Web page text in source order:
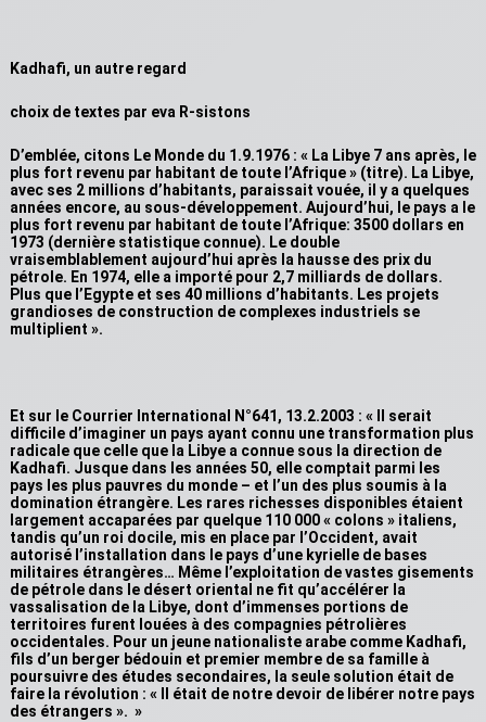
Kadhafi, un autre regard
choix de textes par eva R-sistons
D’emblée, citons Le Monde du 1.9.1976 : « La Libye 7 ans après, le
plus fort revenu par habitant de toute l’Afrique » (titre). La Libye,
avec ses 2 millions d’habitants, paraissait vouée, il y a quelques
années encore, au sous-développement. Aujourd’hui, le pays a le
plus fort revenu par habitant de toute l’Afrique: 3500 dollars en
1973 (dernière statistique connue). Le double
vraisemblablement aujourd’hui après la hausse des prix du
pétrole. En 1974, elle a importé pour 2,7 milliards de dollars.
Plus que l’Egypte et ses 40 millions d’habitants. Les projets
grandioses de construction de complexes industriels se
multiplient ».
Et sur le Courrier International N°641, 13.2.2003 : « Il serait
difficile d’imaginer un pays ayant connu une transformation plus
radicale que celle que la Libye a connue sous la direction de
Kadhafi. Jusque dans les années 50, elle comptait parmi les
pays les plus pauvres du monde – et l’un des plus soumis à la
domination étrangère. Les rares richesses disponibles étaient
largement accaparées par quelque 110 000 « colons » italiens,
tandis qu’un roi docile, mis en place par l’Occident, avait
autorisé l’installation dans le pays d’une kyrielle de bases
militaires étrangères… Même l’exploitation de vastes gisements
de pétrole dans le désert oriental ne fit qu’accélérer la
vassalisation de la Libye, dont d’immenses portions de
territoires furent louées à des compagnies pétrolières
occidentales. Pour un jeune nationaliste arabe comme Kadhafi,
fils d’un berger bédouin et premier membre de sa famille à
poursuivre des études secondaires, la seule solution était de
faire la révolution : « Il était de notre devoir de libérer notre pays
des étrangers ». »